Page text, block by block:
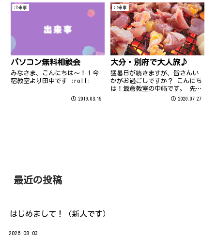
んか？ まだまだ暑さは続くよう
ですので、熱中症や夏バテには
元気にお過ごしくださいませ。
もう2月に入ってしまいました
が、今日は年賀状についてのお
話しです...
出来事
パソコン無料相談会
みなさま、こんにちは～！！今
宿教室より田中です :roll:
2019.03.19
出来事
大分・別府で大人旅♪
猛暑日が続きますが、皆さんい
かがお過ごしですか？ こんにち
は！飯倉教室の中﨑です。 先
日、大分の別府に1泊2日でプチ
2026.07.27
最近の投稿
はじめまして！（新人です）
2026-08-03